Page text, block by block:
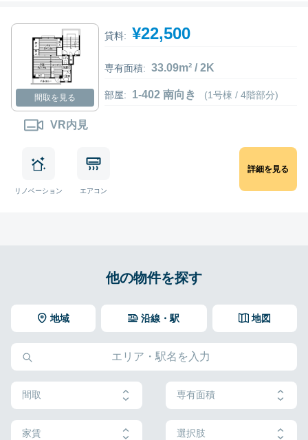
間取を見る
VR内見
貸料: ¥22,500
専有面積: 33.09m² / 2K
部屋: 1-402 南向き (1号棟 / 4階部分)
リノベーション エアコン
詳細を見る
他の物件を探す
地域 地図
沿線・駅
間取 専有面積
家賃 選択肢